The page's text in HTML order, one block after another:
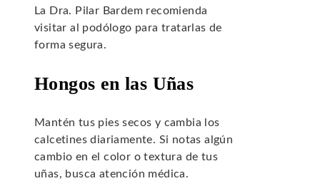
La Dra. Pilar Bardem recomienda
visitar al podólogo para tratarlas de
forma segura.
Hongos en las Uñas
Mantén tus pies secos y cambia los
calcetines diariamente. Si notas algún
cambio en el color o textura de tus
uñas, busca atención médica.